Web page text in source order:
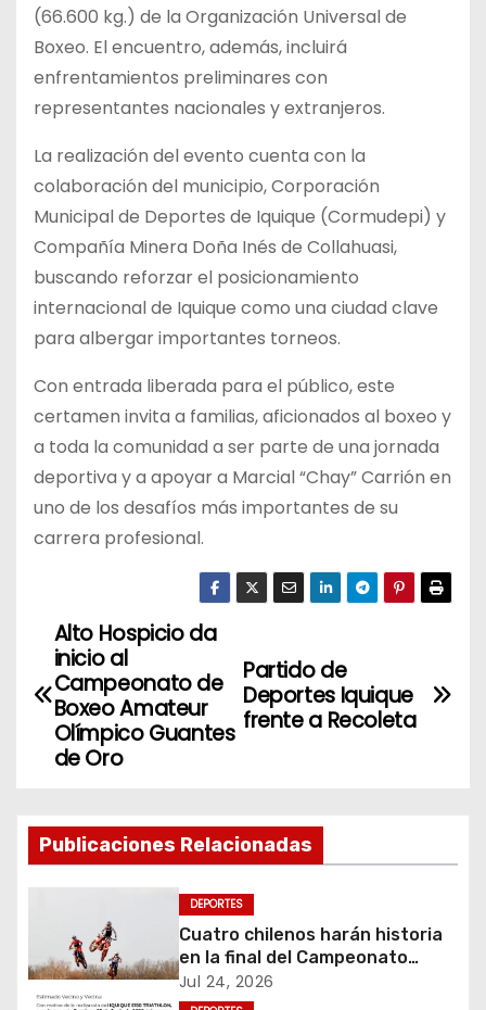
(66.600 kg.) de la Organización Universal de
Boxeo. El encuentro, además, incluirá
enfrentamientos preliminares con
representantes nacionales y extranjeros.
La realización del evento cuenta con la
colaboración del municipio, Corporación
Municipal de Deportes de Iquique (Cormudepi) y
Compañía Minera Doña Inés de Collahuasi,
buscando reforzar el posicionamiento
internacional de Iquique como una ciudad clave
para albergar importantes torneos.
Con entrada liberada para el público, este
certamen invita a familias, aficionados al boxeo y
a toda la comunidad a ser parte de una jornada
deportiva y a apoyar a Marcial “Chay” Carrión en
uno de los desafíos más importantes de su
carrera profesional.
N
a
g
a
i
Partido de
Deportes Iquique
frente a Recoleta
Alto Hospicio da
inicio al
Campeonato de
Boxeo Amateur
Olímpico Guantes
de Oro
Publicaciones Relacionadas
DEPORTES
Cuatro chilenos harán historia
en la final del Campeonato
Amateur de Motocross más
importante del mundo
Jul 24, 2026